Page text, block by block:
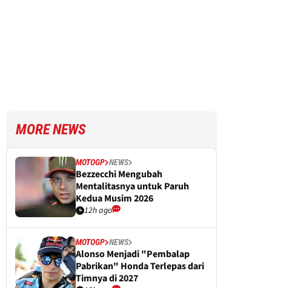
MORE NEWS
MOTOGP NEWS
Bezzecchi Mengubah
Mentalitasnya untuk Paruh
Kedua Musim 2026
12h ago
MOTOGP NEWS
Alonso Menjadi "Pembalap
Pabrikan" Honda Terlepas dari
Timnya di 2027